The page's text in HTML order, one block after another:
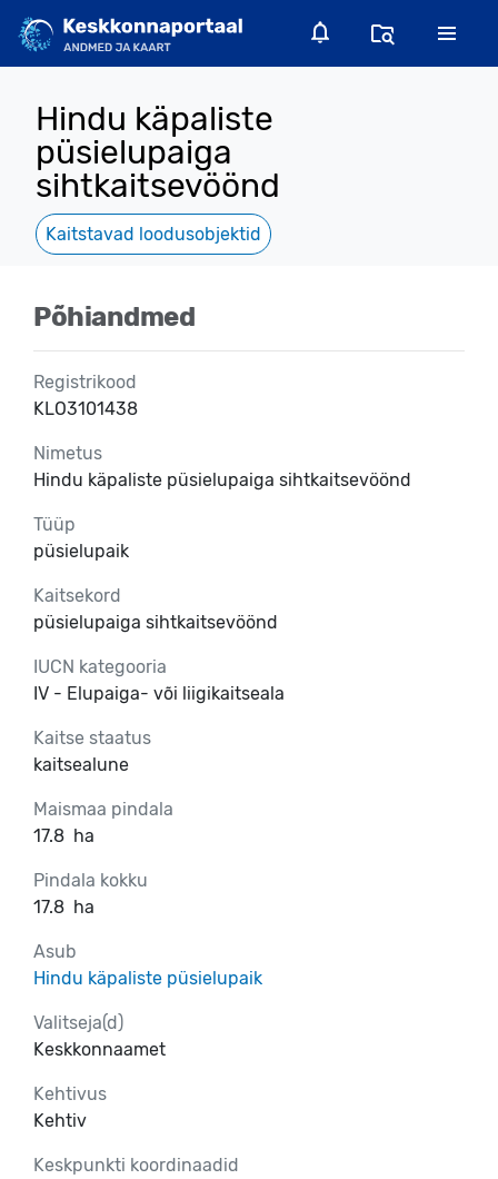
Hindu käpaliste
püsielupaiga
sihtkaitsevöönd
Kaitstavad loodusobjektid
Põhiandmed
Registrikood
KLO3101438
Nimetus
Hindu käpaliste püsielupaiga sihtkaitsevöönd
Tüüp
püsielupaik
Kaitsekord
püsielupaiga sihtkaitsevöönd
IUCN kategooria
IV - Elupaiga- või liigikaitseala
Kaitse staatus
kaitsealune
Maismaa pindala
17.8 ha
Pindala kokku
17.8 ha
Asub
Hindu käpaliste püsielupaik
Valitseja(d)
Keskkonnaamet
Kehtivus
Kehtiv
Keskpunkti koordinaadid